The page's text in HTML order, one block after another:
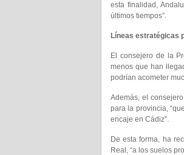
esta finalidad,
últimos tiempos”.
Líneas estratégicas
El consejero de la
menos que han
podrían acometer
Además, el
para la provincia,
encaje en Cádiz”.
De esta forma, ha
Real, “a los suelos